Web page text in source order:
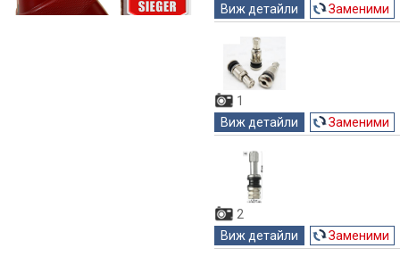
Виж детайли
Заменими
1
Виж детайли
Заменими
2
Виж детайли
Заменими